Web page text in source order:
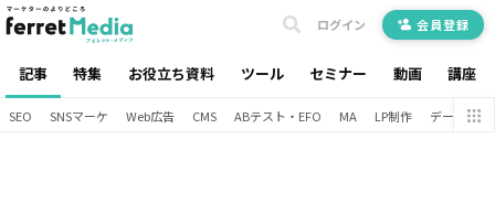
記事 特集 お役立ち資料 ツール セミナー 動画 講座
ログイン 会員登録
SEO SNSマーケ Web広告 CMS ABテスト・EFO MA LP制作 データ分析